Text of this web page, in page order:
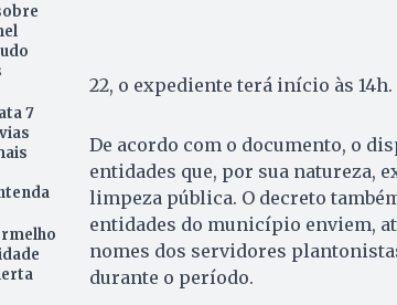
7
22, o expediente terá início às 14h.
De acordo com o documento, o
entidades que, por sua natureza,
limpeza pública. O decreto
entidades do município enviem,
nomes dos servidores
durante o período.